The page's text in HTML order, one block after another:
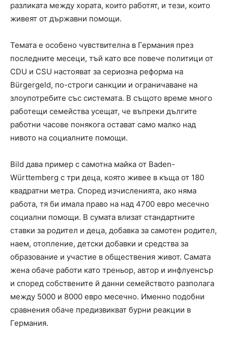
разликата между хората, които работят, и тези, които
живеят от държавни помощи.
Темата е особено чувствителна в Германия през
последните месеци, тъй като все повече политици от
CDU и CSU настояват за сериозна реформа на
Bürgergeld, по-строги санкции и ограничаване на
злоупотребите със системата. В същото време много
работещи семейства усещат, че въпреки дългите
работни часове понякога остават само малко над
нивото на социалните помощи.
Bild дава пример с самотна майка от Baden-
Württemberg с три деца, която живее в къща от 180
квадратни метра. Според изчисленията, ако няма
работа, тя би имала право на над 4700 евро месечно
социални помощи. В сумата влизат стандартните
ставки за родител и деца, добавка за самотен родител,
наем, отопление, детски добавки и средства за
образование и участие в обществения живот. Самата
жена обаче работи като треньор, автор и инфлуенсър
и според собствените й данни семейството разполага
между 5000 и 8000 евро месечно. Именно подобни
сравнения обаче предизвикват бурни реакции в
Германия.